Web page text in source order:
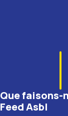
Que faisons-
Feed Asbl